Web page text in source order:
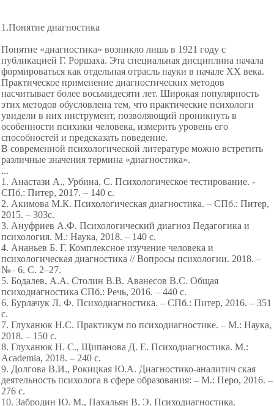
1.Понятие диагностика
Понятие «диагностика» возникло лишь в 1921 году с
публикацией Г. Роршаха. Эта специальная дисциплина начала
формироваться как отдельная отрасль науки в начале XX века.
Практическое применение диагностических методов
насчитывает более восьмидесяти лет. Широкая популярность
этих методов обусловлена тем, что практические психологи
увидели в них инструмент, позволяющий проникнуть в
особенности психики человека, измерить уровень его
способностей и предсказать поведение.
В современной психологической литературе можно встретить
различные значения термина «диагностика».
...
1. Анастази А., Урбина, С. Психологическое тестирование. -
СПб.: Питер, 2017. – 140 с.
2. Акимова М.К. Психологическая диагностика. – СПб.: Питер,
2015. – 303с.
3. Ануфриев А.Ф. Психологический диагноз Педагогика и
психология. М.: Наука, 2018. – 140 с.
4. Ананьев Б. Г. Комплексное изучение человека и
психологическая диагностика // Вопросы психологии. 2018. –
№– 6. С. 2–27.
5. Бодалев, А.А. Столин В.В. Аванесов В.С. Общая
психодиагностика СПб.: Речь, 2016. – 440 с.
6. Бурлачук Л. Ф. Психодиагностика. – СПб.: Питер, 2016. – 351
с.
7. Глуханюк Н.С. Практикум по психодиагностике. – М.: Наука,
2018. – 150 с.
8. Глуханюк Н. С., Щипанова Д. Е. Психодиагностика. М.:
Academia, 2018. – 240 с.
9. Долгова В.И., Рокицкая Ю.А. Диагностико-аналитич ская
деятельность психолога в сфере образования: – М.: Перо, 2016. –
276 с.
10. Забродин Ю. М., Пахальян В. Э. Психодиагностика.